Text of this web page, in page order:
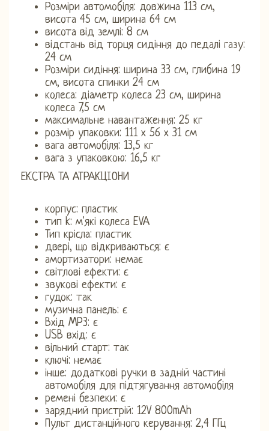
Розміри автомобіля: довжина 113 см,
висота 45 см, ширина 64 см
висота від землі: 8 см
відстань від торця сидіння до педалі газу:
24 см
Розміри сидіння: ширина 33 см, глибина 19
см, висота спинки 24 см
колеса: діаметр колеса 23 см, ширина
колеса 7,5 см
максимальне навантаження: 25 кг
розмір упаковки: 111 х 56 х 31 см
вага автомобіля: 13,5 кг
вага з упаковкою: 16,5 кг
ЕКСТРА ТА АТРАКЦІОНИ
корпус: пластик
тип k: м'які колеса EVA
Тип крісла: пластик
двері, що відкриваються: є
амортизатори: немає
світлові ефекти: є
звукові ефекти: є
гудок: так
музична панель: є
Вхід MP3: є
USB вхід: є
вільний старт: так
ключі: немає
інше: додаткові ручки в задній частині
автомобіля для підтягування автомобіля
ремені безпеки: є
зарядний пристрій: 12V 800mAh
Пульт дистанційного керування: 2,4 ГГц